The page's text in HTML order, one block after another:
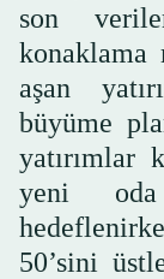
son
konaklama
aşan
büyüme
yatırımlar
yeni oda
50’sini